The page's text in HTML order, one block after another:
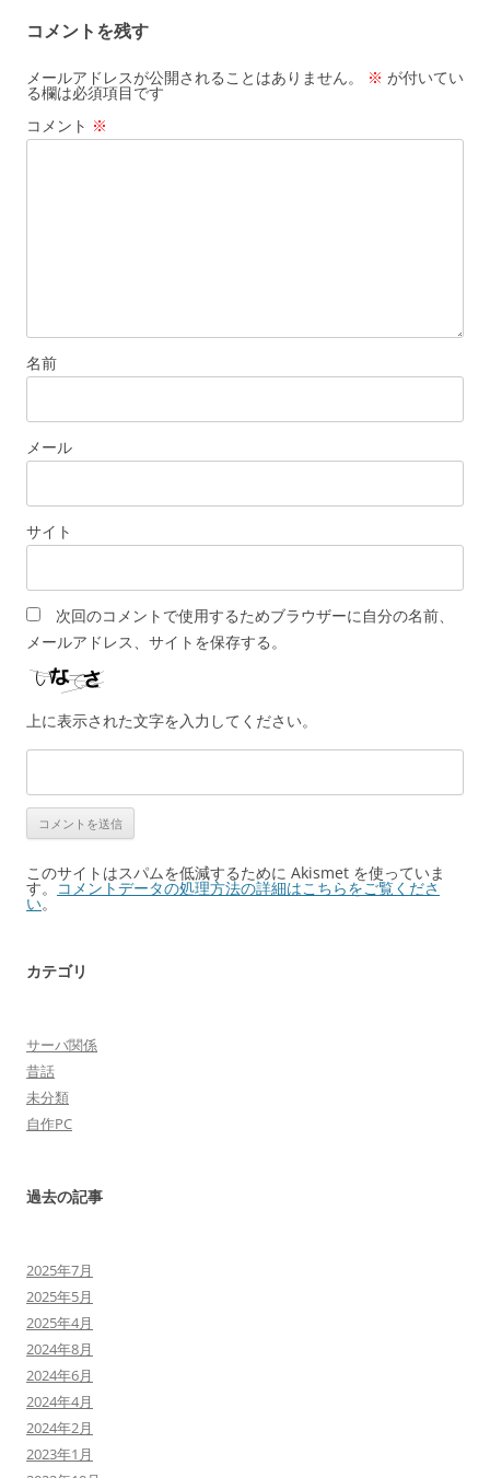
ー
シ
ョ
ン
コメントを残す
メールアドレスが公開されることはありません。 ※ が付いてい
る欄は必須項目です
コメント ※
名前
メール
サイト
次回のコメントで使用するためブラウザーに自分の名前、
メールアドレス、サイトを保存する。
上に表示された文字を入力してください。
このサイトはスパムを低減するために Akismet を使っていま
す。 コメントデータの処理方法の詳細はこちらをご覧くださ
い。
カテゴリ
サーバ関係
昔話
未分類
自作PC
過去の記事
2025年7月
2025年5月
2025年4月
2024年8月
2024年6月
2024年4月
2024年2月
2023年1月